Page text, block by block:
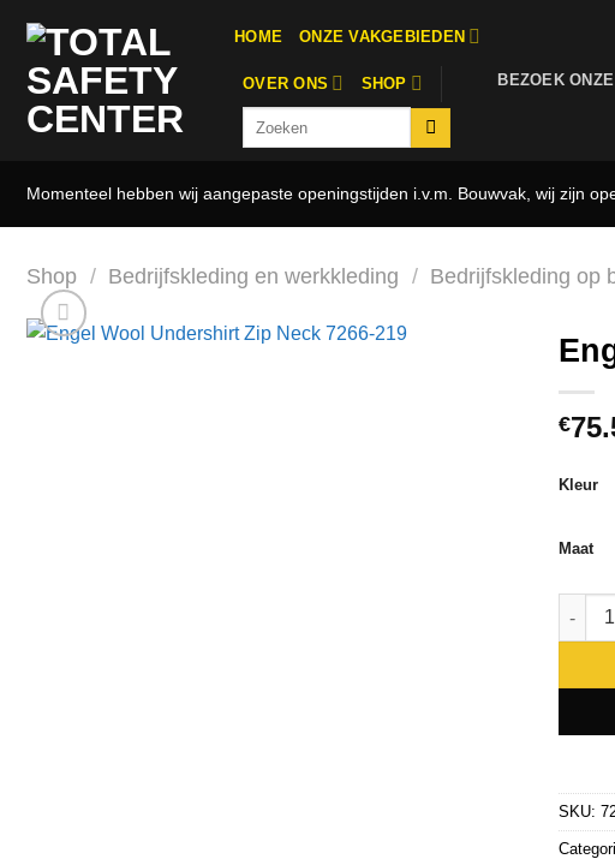
naar
inhoud
HOME ONZE VAKGEBIEDEN
OVER ONS SHOP BEZOEK
Momenteel hebben wij aangepaste openingstijden i.v.m. Bouwvak, wij zijn
Shop / Bedrijfskleding en werkkleding / Bedrijfskleding op
€
Kleur
Maat
SKU: